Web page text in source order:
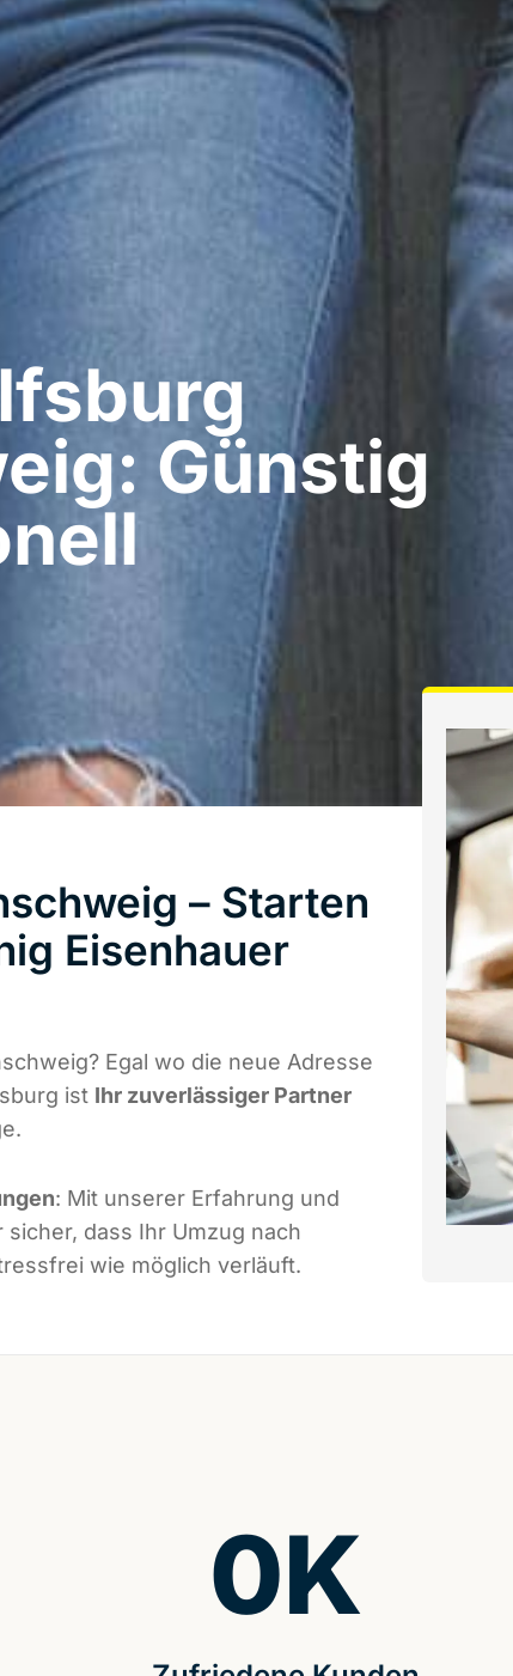
Günstig
– Starten
Eisenhauer
Egal wo die neue Adresse
ist Ihr zuverlässiger Partner
: Mit unserer Erfahrung und
dass Ihr Umzug nach
wie möglich verläuft.
0K